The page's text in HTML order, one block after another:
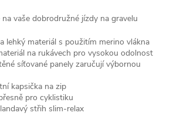
vaše dobrodružné jízdy na gravelu
lehký materiál s použitím merino vlákna
na rukávech pro vysokou odolnost
síťované panely zaručují výbornou
kapsička na zip
pro cyklistiku
střih slim-relax